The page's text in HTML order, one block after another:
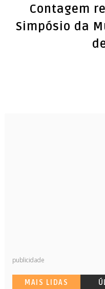
Contagem
Simpósio da
publicidade
MAIS LIDAS